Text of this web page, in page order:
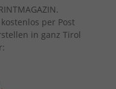
per Post
in ganz Tirol